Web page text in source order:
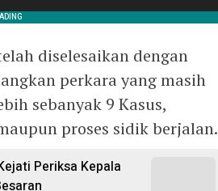
diselesaikan dengan
perkara yang masih
sebanyak 9 Kasus,
proses sidik berjalan.
Periksa Kepala